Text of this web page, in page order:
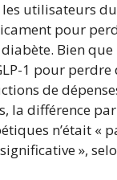
utilisateurs du
pour
Bien que
1 pour
de
la différence
n’était «
»,